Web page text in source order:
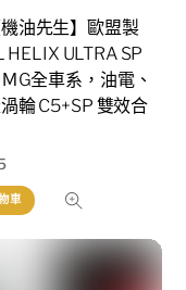
油先生】歐盟製
HELIX ULTRA SP
G全車系，油電、
輪 C5+SP 雙效合
車